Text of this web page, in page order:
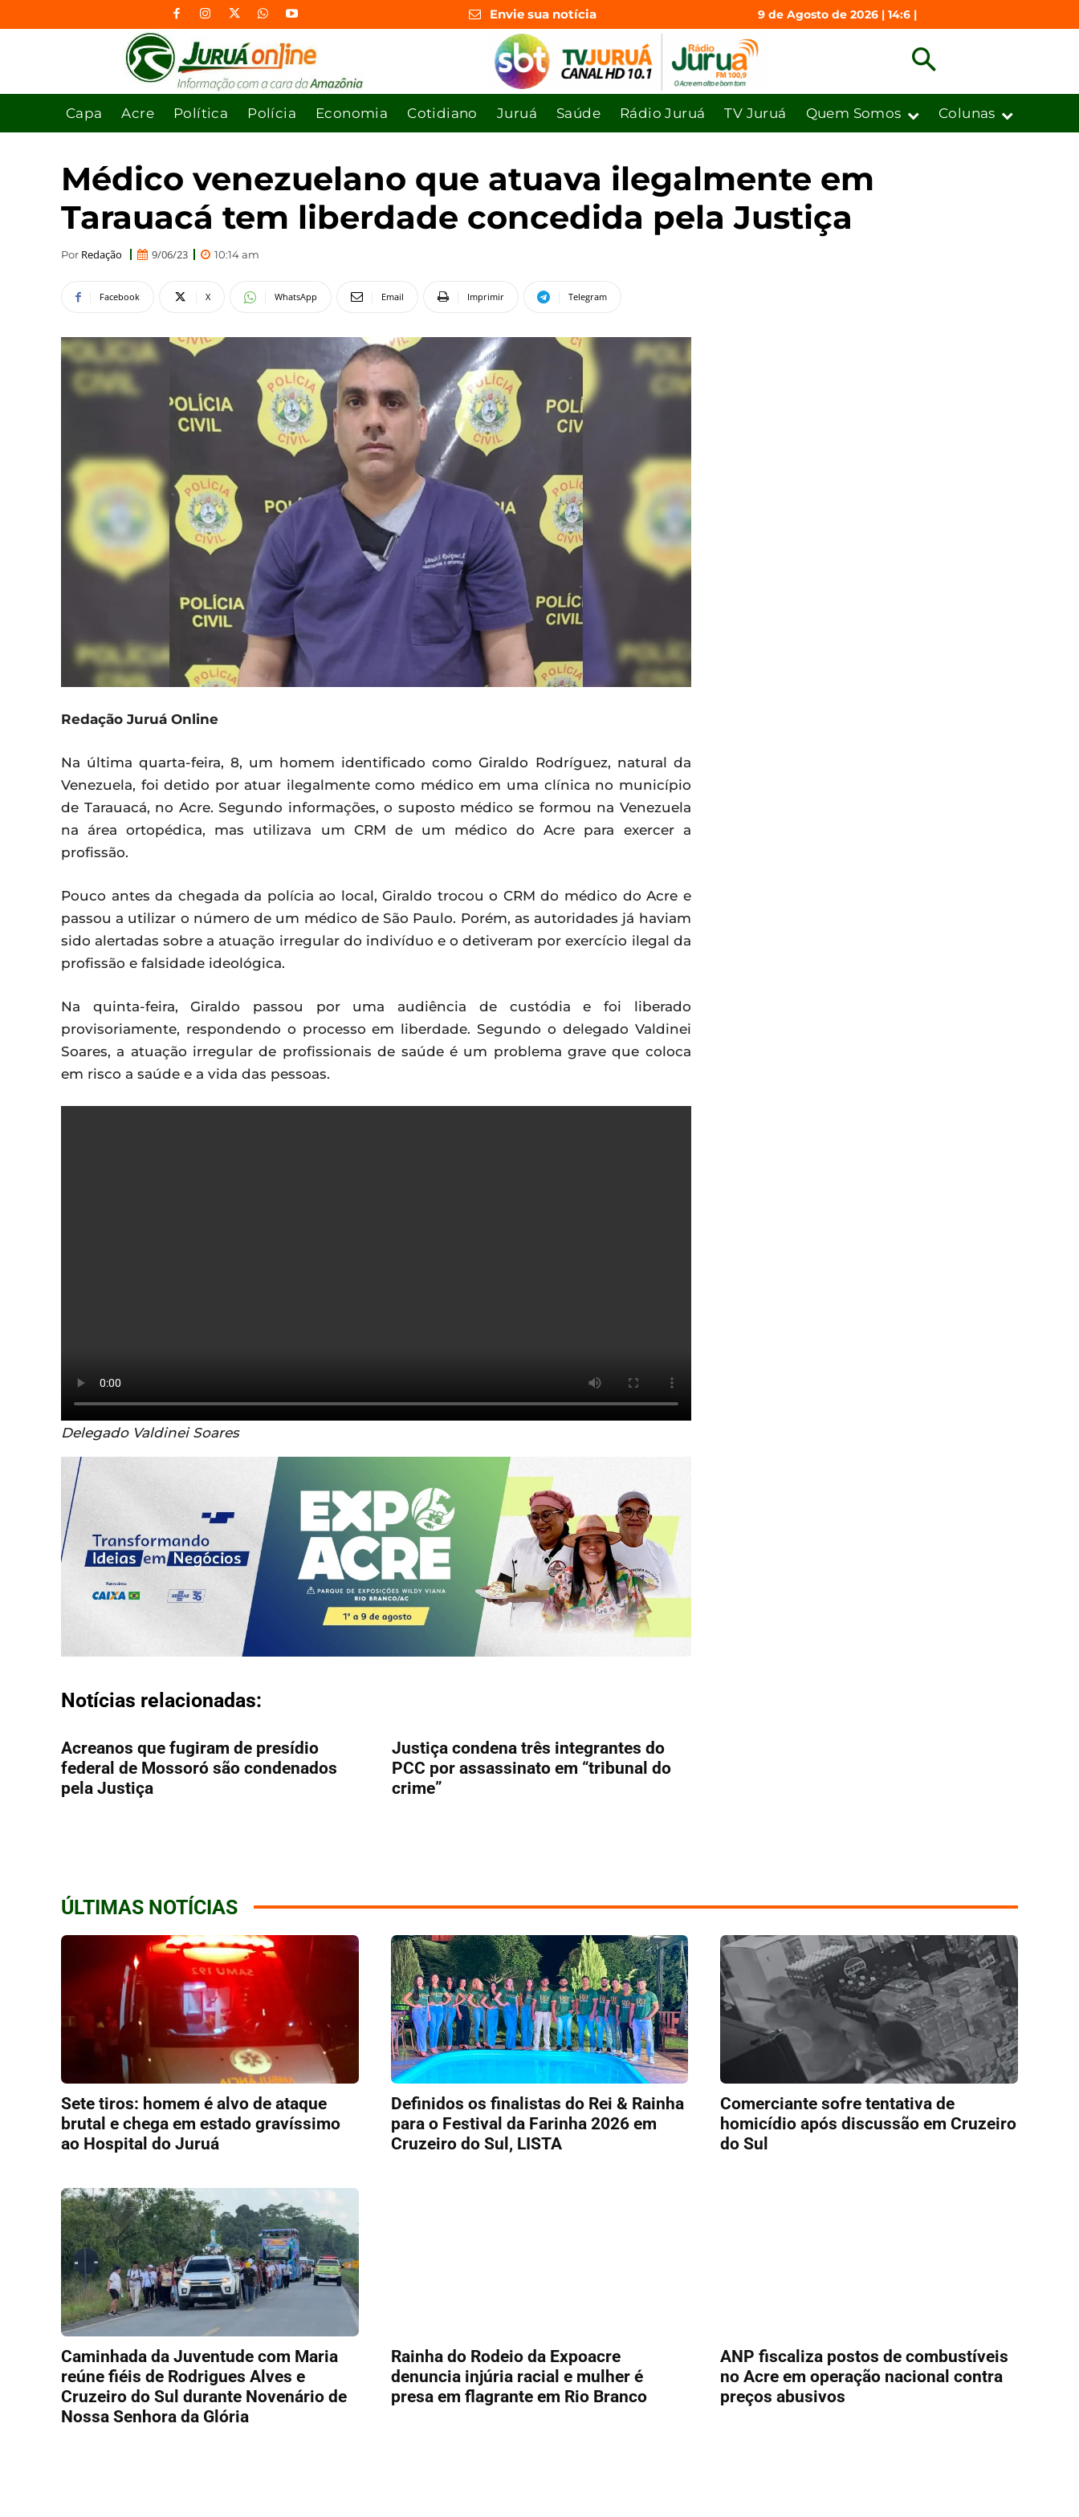
Envie sua notícia 9 de Agosto de 2026 | 14:6 |
Capa Acre Política Polícia Economia Cotidiano Juruá Saúde Rádio Juruá TV Juruá Quem Somos Colunas
Médico venezuelano que atuava ilegalmente em
Tarauacá tem liberdade concedida pela Justiça
Por Redação 9/06/23 10:14 am
Facebook X WhatsApp Email Imprimir Telegram
Redação Juruá Online
Na última quarta-feira, 8, um homem identificado como Giraldo Rodríguez, natural da
Venezuela, foi detido por atuar ilegalmente como médico em uma clínica no município
de Tarauacá, no Acre. Segundo informações, o suposto médico se formou na Venezuela
na área ortopédica, mas utilizava um CRM de um médico do Acre para exercer a
profissão.
Pouco antes da chegada da polícia ao local, Giraldo trocou o CRM do médico do Acre e
passou a utilizar o número de um médico de São Paulo. Porém, as autoridades já haviam
sido alertadas sobre a atuação irregular do indivíduo e o detiveram por exercício ilegal da
profissão e falsidade ideológica.
Na quinta-feira, Giraldo passou por uma audiência de custódia e foi liberado
provisoriamente, respondendo o processo em liberdade. Segundo o delegado Valdinei
Soares, a atuação irregular de profissionais de saúde é um problema grave que coloca
em risco a saúde e a vida das pessoas.
Delegado Valdinei Soares
Notícias relacionadas:
Acreanos que fugiram de presídio
federal de Mossoró são condenados
pela Justiça
Justiça condena três integrantes do
PCC por assassinato em “tribunal do
crime”
ÚLTIMAS NOTÍCIAS
Sete tiros: homem é alvo de ataque
brutal e chega em estado gravíssimo
ao Hospital do Juruá
Definidos os finalistas do Rei & Rainha
para o Festival da Farinha 2026 em
Cruzeiro do Sul, LISTA
Comerciante sofre tentativa de
homicídio após discussão em Cruzeiro
do Sul
Caminhada da Juventude com Maria
reúne fiéis de Rodrigues Alves e
Cruzeiro do Sul durante Novenário de
Nossa Senhora da Glória
Rainha do Rodeio da Expoacre
denuncia injúria racial e mulher é
presa em flagrante em Rio Branco
ANP fiscaliza postos de combustíveis
no Acre em operação nacional contra
preços abusivos